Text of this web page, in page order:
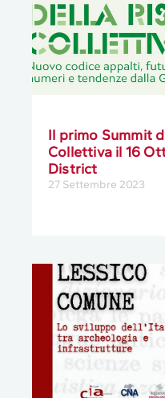
Il primo Summit
Collettiva il 16
District
27 Settembre 2023